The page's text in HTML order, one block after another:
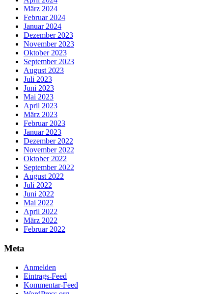
März 2024
Februar 2024
Januar 2024
Dezember 2023
November 2023
Oktober 2023
September 2023
August 2023
Juli 2023
Juni 2023
Mai 2023
April 2023
März 2023
Februar 2023
Januar 2023
Dezember 2022
November 2022
Oktober 2022
September 2022
August 2022
Juli 2022
Juni 2022
Mai 2022
April 2022
März 2022
Februar 2022
Meta
Anmelden
Eintrags-Feed
Kommentar-Feed